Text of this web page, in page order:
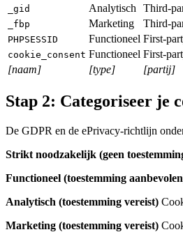
_gid Analytisch Third-
_fbp Marketing Third-
PHPSESSID Functioneel First-
cookie_consent Functioneel First-
[naam]
[type] [partij]
Stap 2: Categoriseer je
De GDPR en de ePrivacy-richtlijn
Strikt noodzakelijk (geen
Functioneel (toestemming
Analytisch (toestemming vereist)
Marketing (toestemming vereist)